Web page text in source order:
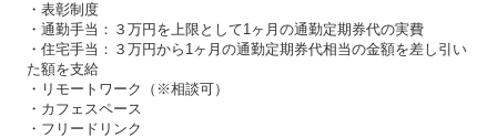
・表彰制度
・通勤手当：３万円を上限として1ヶ月の通勤定期券代の実費
・住宅手当：３万円から1ヶ月の通勤定期券代相当の金額を差し引い
た額を支給
・リモートワーク（※相談可）
・カフェスペース
・フリードリンク